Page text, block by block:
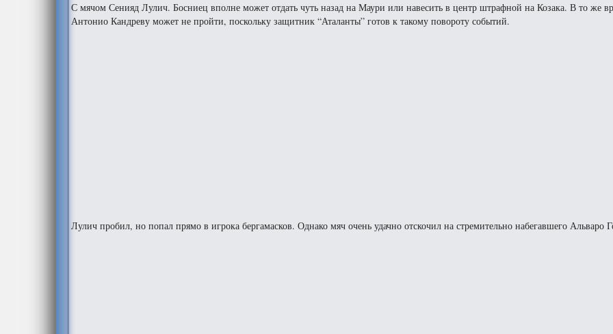
С мячом Сенияд Лулич. Босниец вполне может отдать чуть назад на Маури или навесить в центр штрафной на Козака. В то же
Антонио Кандреву может не пройти, поскольку защитник “Аталанты” готов к такому повороту событий.
Лулич пробил, но попал прямо в игрока бергамасков. Однако мяч очень удачно отскочил на стремительно набегавшего Альваро